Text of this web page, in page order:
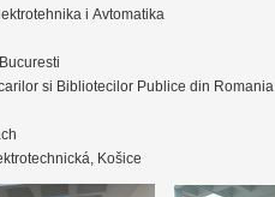
i Avtomatika
si Bibliotecilor Publice din Romania
Košice